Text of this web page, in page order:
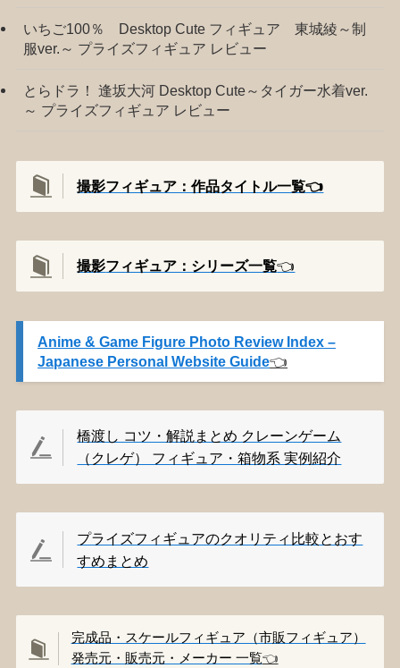
いちご100％ Desktop Cute フィギュア 東城綾～制
服ver.～ プライズフィギュア レビュー
とらドラ！ 逢坂大河 Desktop Cute～タイガー水着ver.
～ プライズフィギュア レビュー
撮影フィギュア：作品タイトル一覧👈️
撮影フィギュア：シリーズ一覧👈️
Anime & Game Figure Photo Review Index –
Japanese Personal Website Guide👈️
橋渡し コツ・解説まとめ クレーンゲーム
（クレゲ） フィギュア・箱物系 実例紹介
プライズフィギュアのクオリティ比較とおす
すめまとめ
完成品・スケールフィギュア（市販フィギュア）
発売元・販売元・メーカー 一覧👈️